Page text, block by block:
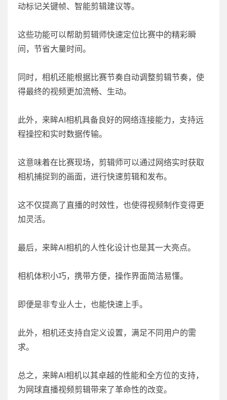
动标记关键帧、智能剪辑建议等。
这些功能可以帮助剪辑师快速定位比赛中的精彩瞬
间，节省大量时间。
同时，相机还能根据比赛节奏自动调整剪辑节奏，使
得最终的视频更加流畅、生动。
此外，来眸AI相机具备良好的网络连接能力，支持远
程操控和实时数据传输。
这意味着在比赛现场，剪辑师可以通过网络实时获取
相机捕捉到的画面，进行快速剪辑和发布。
这不仅提高了直播的时效性，也使得视频制作变得更
加灵活。
最后，来眸AI相机的人性化设计也是其一大亮点。
相机体积小巧，携带方便，操作界面简洁易懂。
即便是非专业人士，也能快速上手。
此外，相机还支持自定义设置，满足不同用户的需
求。
总之，来眸AI相机以其卓越的性能和全方位的支持，
为网球直播视频剪辑带来了革命性的改变。